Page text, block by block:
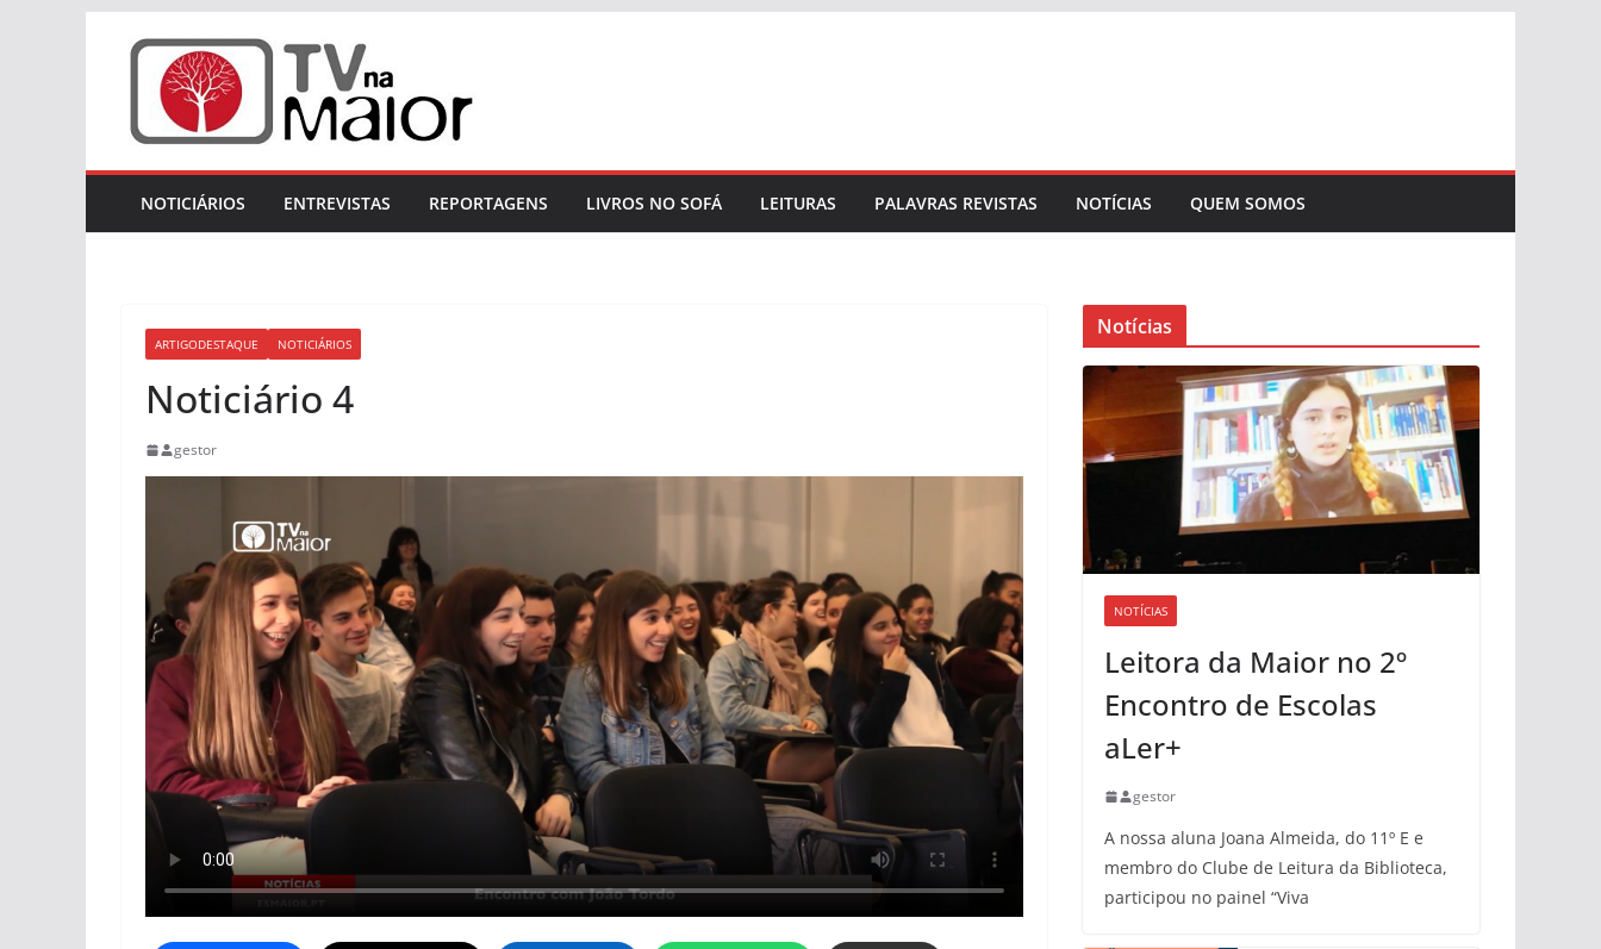
NOTICIÁRIOS ENTREVISTAS REPORTAGENS LIVROS NO SOFÁ LEITURAS PALAVRAS REVISTAS NOTÍCIAS QUEM SOMOS
ARTIGODESTAQUE NOTICIÁRIOS
Noticiário 4
gestor
Notícias
NOTÍCIAS
Leitora da Maior no 2º
Encontro de Escolas
aLer+
gestor
A nossa aluna Joana Almeida, do 11º E e
membro do Clube de Leitura da Biblioteca,
participou no painel “Viva